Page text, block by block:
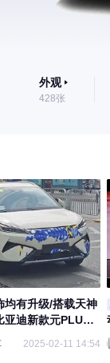
外观
428张
均有升级/搭载天神
亚迪新款元PLUS
2025-02-11 14:54